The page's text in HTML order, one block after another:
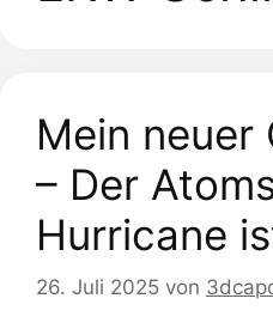
Mein neuer
– Der
Hurricane
26. Juli 2025 von